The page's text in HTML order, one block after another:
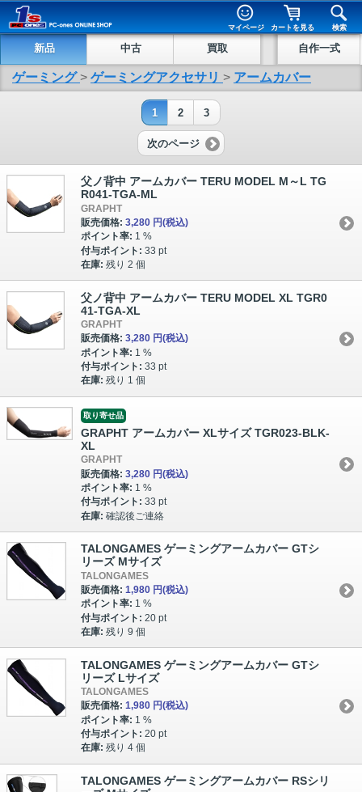
マイページ カートを見る 検索
新品 中古 買取 自作一式
ゲーミング > ゲーミングアクセサリ > アームカバー
1 2 3
次のページ
父ノ背中 アームカバー TERU MODEL M～L TG
R041-TGA-ML
GRAPHT
販売価格: 3,280 円(税込)
ポイント率: 1 %
付与ポイント: 33 pt
在庫: 残り 2 個
父ノ背中 アームカバー TERU MODEL XL TGR0
41-TGA-XL
GRAPHT
販売価格: 3,280 円(税込)
ポイント率: 1 %
付与ポイント: 33 pt
在庫: 残り 1 個
取り寄せ品
GRAPHT アームカバー XLサイズ TGR023-BLK-
XL
GRAPHT
販売価格: 3,280 円(税込)
ポイント率: 1 %
付与ポイント: 33 pt
在庫: 確認後ご連絡
TALONGAMES ゲーミングアームカバー GTシ
リーズ Mサイズ
TALONGAMES
販売価格: 1,980 円(税込)
ポイント率: 1 %
付与ポイント: 20 pt
在庫: 残り 9 個
TALONGAMES ゲーミングアームカバー GTシ
リーズ Lサイズ
TALONGAMES
販売価格: 1,980 円(税込)
ポイント率: 1 %
付与ポイント: 20 pt
在庫: 残り 4 個
TALONGAMES ゲーミングアームカバー RSシリ